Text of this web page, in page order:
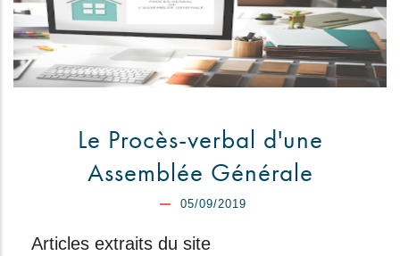
Le Procès-verbal d'une
Assemblée Générale
05/09/2019
Articles extraits du site